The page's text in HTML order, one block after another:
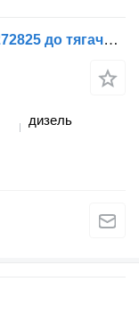
Кріплення IVECO Stralis (01.02-) 41272825 до тягача IVECO Stralis, Trakker (2002-)
дизель